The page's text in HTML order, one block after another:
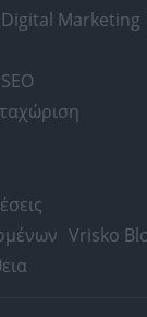
Digital Marketing
Vrisko